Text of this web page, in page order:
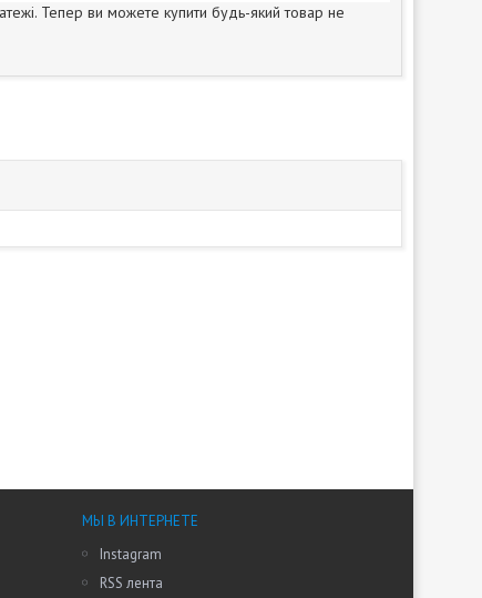
Тепер ви можете купити будь-який товар не
МЫ В ИНТЕРНЕТЕ
Instagram
RSS лента